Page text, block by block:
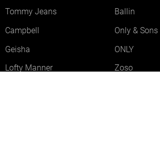
Tommy Jeans
Ballin
Campbell
Only & Sons
Geisha
ONLY
Lofty Manner
Zoso